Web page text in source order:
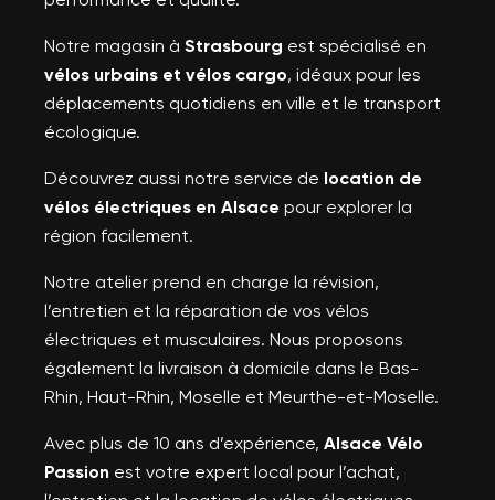
Notre magasin à Strasbourg est spécialisé en
vélos urbains et vélos cargo, idéaux pour les
déplacements quotidiens en ville et le transport
écologique.
Découvrez aussi notre service de location de
vélos électriques en Alsace pour explorer la
région facilement.
Notre atelier prend en charge la révision,
l’entretien et la réparation de vos vélos
électriques et musculaires. Nous proposons
également la livraison à domicile dans le Bas-
Rhin, Haut-Rhin, Moselle et Meurthe-et-Moselle.
Avec plus de 10 ans d’expérience, Alsace Vélo
Passion est votre expert local pour l’achat,